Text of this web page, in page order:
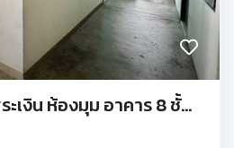
เงิน ห้องมุม อาคาร 8 ชั้...